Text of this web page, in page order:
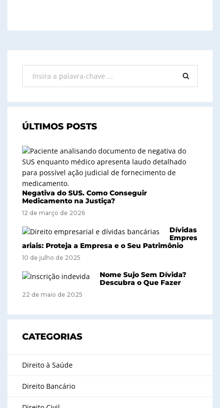
ÚLTIMOS POSTS
Negativa do SUS. Como Conseguir
Medicamento na Justiça?
12 de março de 2026
Dívidas
Empres
ariais: Proteja a Empresa e o Seu Patrimônio
10 de julho de 2025
Nome Sujo Sem Dívida?
Descubra o Que Fazer
22 de maio de 2025
CATEGORIAS
Direito à Saúde
Direito Bancário